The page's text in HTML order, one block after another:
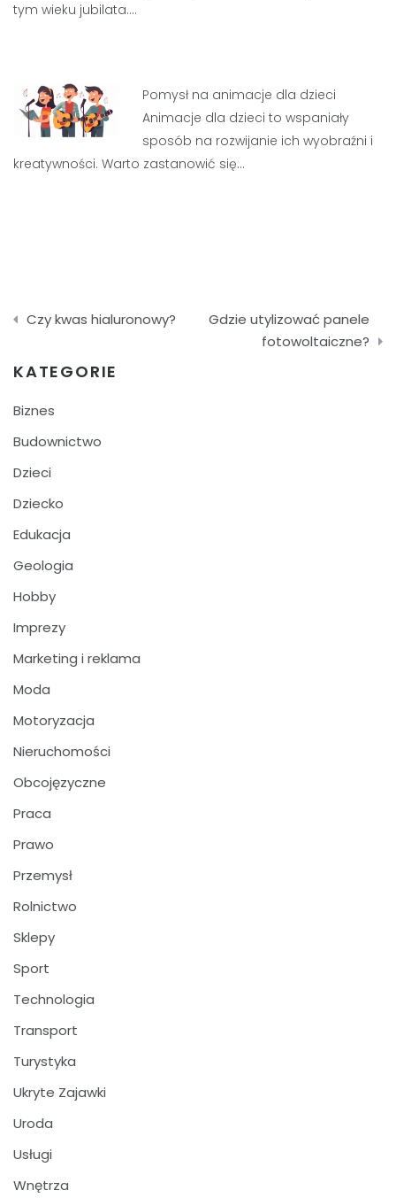
tym wieku jubilata.…
Pomysł na animacje dla dzieci
Animacje dla dzieci to wspaniały
sposób na rozwijanie ich wyobraźni i
kreatywności. Warto zastanowić się…
Nawigacja
Czy kwas hialuronowy?
Gdzie utylizować panele
fotowoltaiczne?
KATEGORIE
Biznes
Budownictwo
Dzieci
Dziecko
Edukacja
Geologia
Hobby
Imprezy
Marketing i reklama
Moda
Motoryzacja
Nieruchomości
Obcojęzyczne
Praca
Prawo
Przemysł
Rolnictwo
Sklepy
Sport
Technologia
Transport
Turystyka
Ukryte Zajawki
Uroda
Usługi
Wnętrza